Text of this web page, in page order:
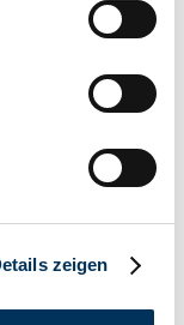
Lage
identifizieren
Daten
zeigen